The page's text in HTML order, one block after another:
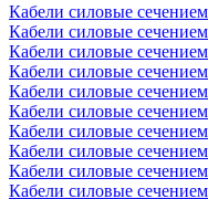
Кабели силовые
Кабели силовые
Кабели силовые
Кабели силовые
Кабели силовые
Кабели силовые
Кабели силовые
Кабели силовые
Кабели силовые
Кабели силовые